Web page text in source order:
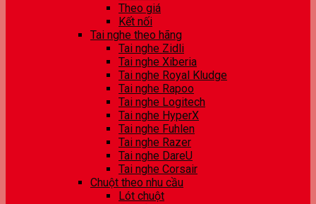
Theo giá
Kết nối
Tai nghe theo hãng
Tai nghe Zidli
Tai nghe Xiberia
Tai nghe Royal Kludge
Tai nghe Rapoo
Tai nghe Logitech
Tai nghe HyperX
Tai nghe Fuhlen
Tai nghe Razer
Tai nghe DareU
Tai nghe Corsair
Chuột theo nhu cầu
Lót chuột